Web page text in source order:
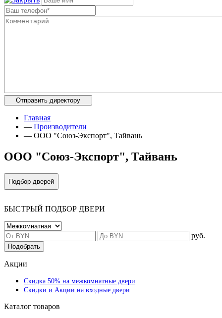
Главная
— Производители
— OOO "Союз-Экспорт", Тайвань
OOO "Союз-Экспорт", Тайвань
Подбор дверей
БЫСТРЫЙ ПОДБОР ДВЕРИ
руб.
Подобрать
Акции
Скидка 50% на межкомнатные двери
Скидки и Акции на входные двери
Каталог товаров